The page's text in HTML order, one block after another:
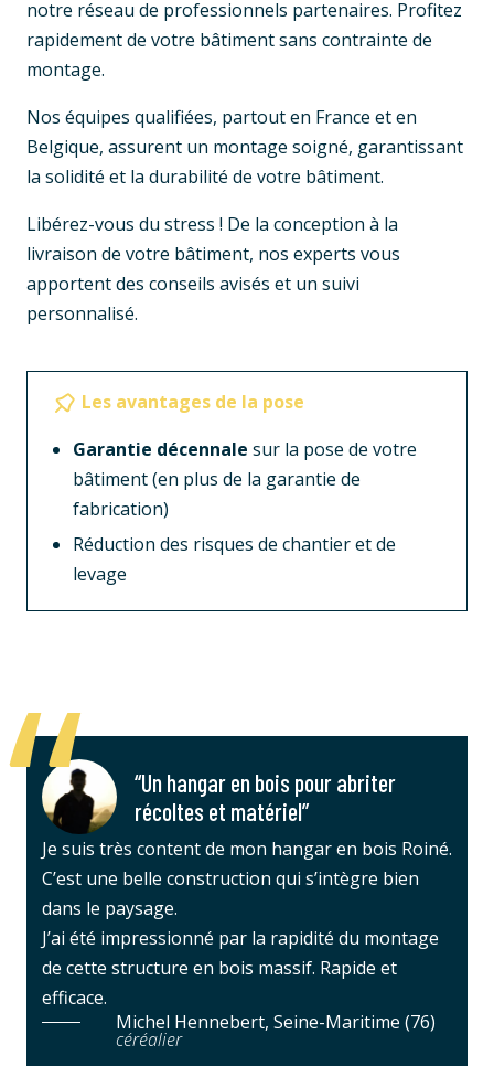
notre réseau de professionnels partenaires. Profitez
rapidement de votre bâtiment sans contrainte de
montage.
Nos équipes qualifiées, partout en France et en
Belgique, assurent un montage soigné, garantissant
la solidité et la durabilité de votre bâtiment.
Libérez-vous du stress ! De la conception à la
livraison de votre bâtiment, nos experts vous
apportent des conseils avisés et un suivi
personnalisé.
Les avantages de la pose
Garantie décennale sur la pose de votre
bâtiment (en plus de la garantie de
fabrication)
Réduction des risques de chantier et de
levage
“Un hangar en bois pour abriter
récoltes et matériel”
Je suis très content de mon hangar en bois Roiné.
C’est une belle construction qui s’intègre bien
dans le paysage.
J’ai été impressionné par la rapidité du montage
de cette structure en bois massif. Rapide et
efficace.
Michel Hennebert, Seine-Maritime (76)
céréalier